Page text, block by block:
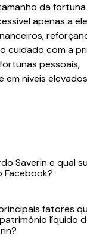
da fortuna
apenas a
cuidado com a
pessoais,
em níveis
Saverin e qual
Facebook?
fatores
líquido